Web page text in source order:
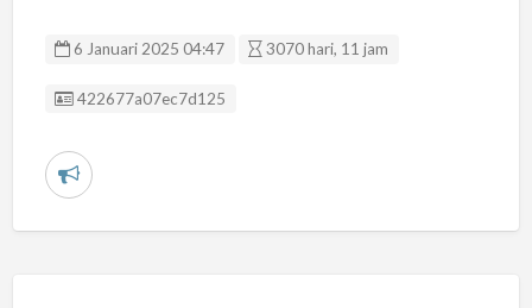
6 Januari 2025 04:47 3070 hari, 11 jam
Listing ID
422677a07ec7d125
L